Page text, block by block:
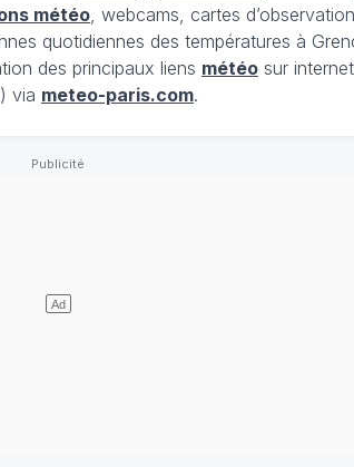
météo , webcams, cartes
quotidiennes des températures à
des principaux liens météo sur
via meteo-paris.com.